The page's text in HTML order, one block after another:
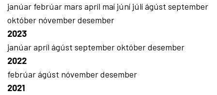
janúar febrúar mars apríl maí júní júlíágúst september
október nóvemberdesember
2023
janúarapríl ágúst septemberoktóberdesember
2022
febrúarágúst nóvemberdesember
2021